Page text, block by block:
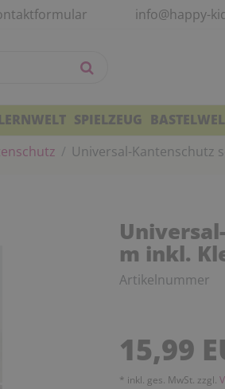
info@happy-
LERNWELT SPIELZEUG
Universal-Kantenschutz
m inkl.
Artikelnummer
15,99
* inkl. ges. MwSt. zzgl.